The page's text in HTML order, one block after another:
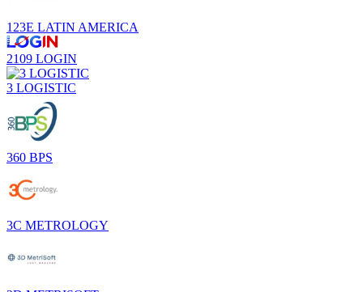
123E LATIN AMERICA
2109 LOGIN
3 LOGISTIC
360 BPS
3C METROLOGY